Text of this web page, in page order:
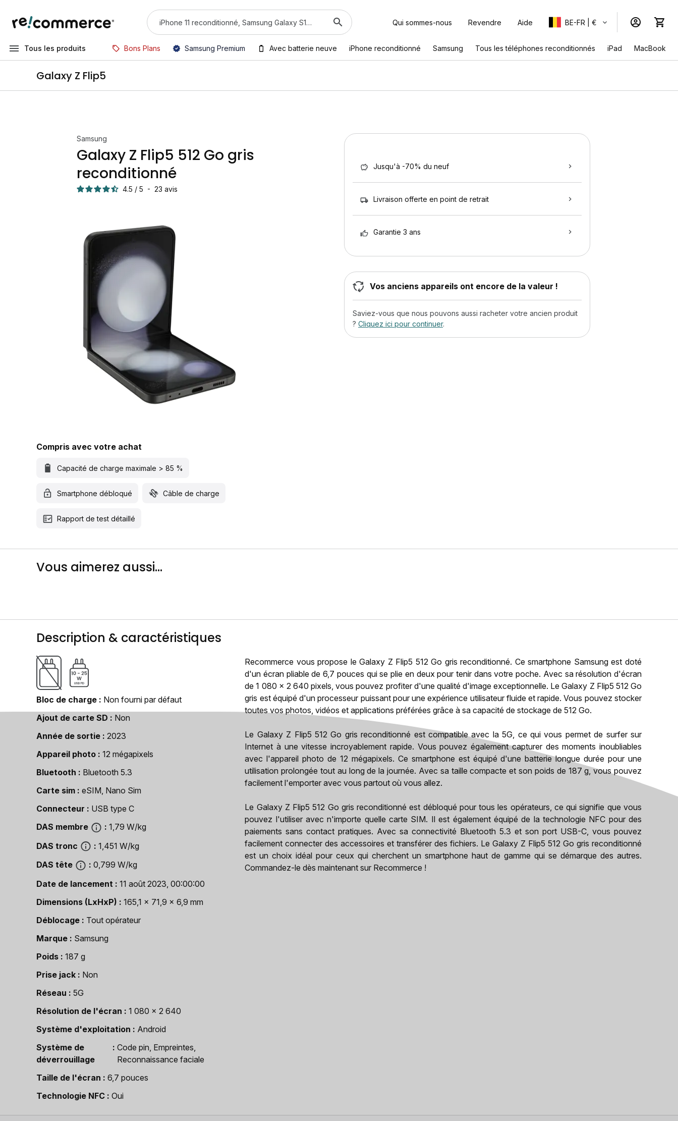
Qui sommes-nous Revendre Aide BE-FR | €
Tous les produits Bons Plans Samsung Premium Avec batterie neuve iPhone reconditionné Samsung Tous les téléphones reconditionnés iPad MacBook
Galaxy Z Flip5
Samsung
Galaxy Z Flip5 512 Go gris
reconditionné
4.5 / 5 - 23 avis
Compris avec votre achat
Capacité de charge maximale > 85 %
Smartphone débloqué Câble de charge
Rapport de test détaillé
Jusqu'à -70% du neuf
Livraison offerte en point de retrait
Garantie 3 ans
Vos anciens appareils ont encore de la valeur !
Saviez-vous que nous pouvons aussi racheter votre ancien produit
? Cliquez ici pour continuer.
Vous aimerez aussi...
Description & caractéristiques
Bloc de charge
Non fourni par défaut
Ajout de carte SD
Non
Année de sortie
2023
Appareil photo
12 mégapixels
Bluetooth
Bluetooth 5.3
Carte sim
eSIM, Nano Sim
Connecteur
USB type C
DAS membre
1,79 W/kg
DAS tronc
1,451 W/kg
DAS tête
0,799 W/kg
Date de lancement
11 août 2023, 00:00:00
Dimensions (LxHxP)
165,1 x 71,9 x 6,9 mm
Déblocage
Tout opérateur
Marque
Samsung
Poids
187 g
Prise jack
Non
Réseau
5G
Résolution de l'écran
1 080 x 2 640
Système d'exploitation
Android
Système de
déverrouillage
Code pin, Empreintes,
Reconnaissance faciale
Taille de l'écran
6,7 pouces
Technologie NFC
Oui
Recommerce vous propose le Galaxy Z Flip5 512 Go gris reconditionné. Ce smartphone Samsung est doté
d'un écran pliable de 6,7 pouces qui se plie en deux pour tenir dans votre poche. Avec sa résolution d'écran
de 1 080 x 2 640 pixels, vous pouvez profiter d'une qualité d'image exceptionnelle. Le Galaxy Z Flip5 512 Go
gris est équipé d'un processeur puissant pour une expérience utilisateur fluide et rapide. Vous pouvez stocker
toutes vos photos, vidéos et applications préférées grâce à sa capacité de stockage de 512 Go.
Le Galaxy Z Flip5 512 Go gris reconditionné est compatible avec la 5G, ce qui vous permet de surfer sur
Internet à une vitesse incroyablement rapide. Vous pouvez également capturer des moments inoubliables
avec l'appareil photo de 12 mégapixels. Ce smartphone est équipé d'une batterie longue durée pour une
utilisation prolongée tout au long de la journée. Avec sa taille compacte et son poids de 187 g, vous pouvez
facilement l'emporter avec vous partout où vous allez.
Le Galaxy Z Flip5 512 Go gris reconditionné est débloqué pour tous les opérateurs, ce qui signifie que vous
pouvez l'utiliser avec n'importe quelle carte SIM. Il est également équipé de la technologie NFC pour des
paiements sans contact pratiques. Avec sa connectivité Bluetooth 5.3 et son port USB-C, vous pouvez
facilement connecter des accessoires et transférer des fichiers. Le Galaxy Z Flip5 512 Go gris reconditionné
est un choix idéal pour ceux qui cherchent un smartphone haut de gamme qui se démarque des autres.
Commandez-le dès maintenant sur Recommerce !